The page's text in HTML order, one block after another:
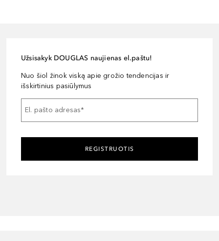
Užsisakyk DOUGLAS naujienas el.paštu!
Nuo šiol žinok viską apie grožio tendencijas ir
išskirtinius pasiūlymus
El. pašto adresas*
REGISTRUOTIS